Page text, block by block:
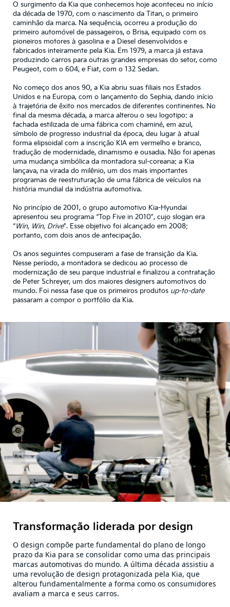
O surgimento da Kia que conhecemos hoje aconteceu no início
da década de 1970, com o nascimento da Titan, o primeiro
caminhão da marca. Na sequência, ocorreu a produção do
primeiro automóvel de passageiros, o Brisa, equipado com os
pioneiros motores à gasolina e a Diesel desenvolvidos e
fabricados inteiramente pela Kia. Em 1979, a marca já estava
produzindo carros para outras grandes empresas do setor, como
Peugeot, com o 604, e Fiat, com o 132 Sedan.
No começo dos anos 90, a Kia abriu suas filiais nos Estados
Unidos e na Europa, com o lançamento do Sephia, dando início
à trajetória de êxito nos mercados de diferentes continentes. No
final da mesma década, a marca alterou o seu logotipo: a
fachada estilizada de uma fábrica com chaminé, em azul,
símbolo de progresso industrial da época, deu lugar à atual
forma elipsoidal com a inscrição KIA em vermelho e branco,
tradução de modernidade, dinamismo e ousadia. Não foi apenas
uma mudança simbólica da montadora sul-coreana: a Kia
lançava, na virada do milênio, um dos mais importantes
programas de reestruturação de uma fábrica de veículos na
história mundial da indústria automotiva.
No princípio de 2001, o grupo automotivo Kia-Hyundai
apresentou seu programa “Top Five in 2010”, cujo slogan era
“Win, Win, Drive”. Esse objetivo foi alcançado em 2008;
portanto, com dois anos de antecipação.
Os anos seguintes compuseram a fase de transição da Kia.
Nesse período, a montadora se dedicou ao processo de
modernização de seu parque industrial e finalizou a contratação
de Peter Schreyer, um dos maiores designers automotivos do
mundo. Foi nessa fase que os primeiros produtos up-to-date
passaram a compor o portfólio da Kia.
Transformação liderada por design
O design compõe parte fundamental do plano de longo
prazo da Kia para se consolidar como uma das principais
marcas automotivas do mundo. A última década assistiu a
uma revolução de design protagonizada pela Kia, que
alterou fundamentalmente a forma como os consumidores
avaliam a marca e seus carros.